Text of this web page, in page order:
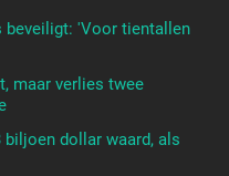
beveiligt: 'Voor tientallen
maar verlies twee
biljoen dollar waard, als